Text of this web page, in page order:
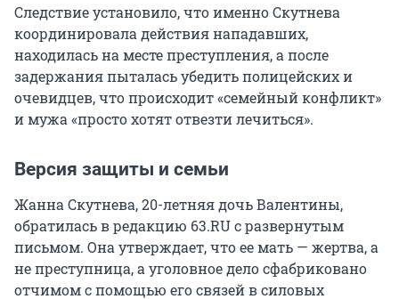
Следствие установило, что именно Скутнева
координировала действия нападавших,
находилась на месте преступления, а после
задержания пыталась убедить полицейских и
очевидцев, что происходит «семейный конфликт»
и мужа «просто хотят отвезти лечиться».
Версия защиты и семьи
Жанна Скутнева, 20-летняя дочь Валентины,
обратилась в редакцию 63.RU с развернутым
письмом. Она утверждает, что ее мать — жертва, а
не преступница, а уголовное дело сфабриковано
отчимом с помощью его связей в силовых